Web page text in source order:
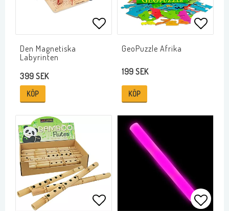
Lägg till i favoritlistan
Den Magnetiska
Labyrinten
399 SEK
KÖP
GeoPuzzle Afrika
199 SEK
KÖP